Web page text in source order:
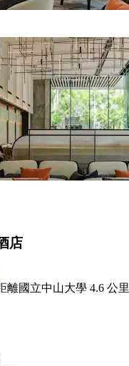
店
離國立中山大學 4.6 公里